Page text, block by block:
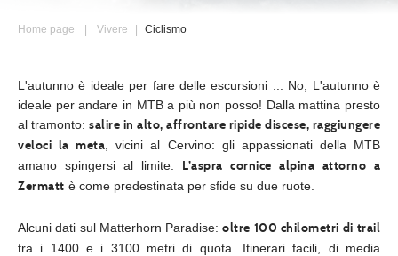
Home page Vivere Ciclismo
L'autunno è ideale per fare delle escursioni ... No, L'autunno è
ideale per andare in MTB a più non posso! Dalla mattina presto
al tramonto: salire in alto, affrontare ripide discese, raggiungere
veloci la meta , vicini al Cervino: gli appassionati della MTB
amano spingersi al limite.
L’aspra cornice alpina attorno a
Zermatt è come predestinata per sfide su due ruote.
Alcuni dati sul Matterhorn Paradise:oltre 100 chilometri di trail
tra i 1400 e i 3100 metri di quota. Itinerari facili, di media